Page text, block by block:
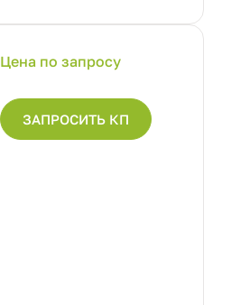
Цена по запросу
ЗАПРОСИТЬ КП